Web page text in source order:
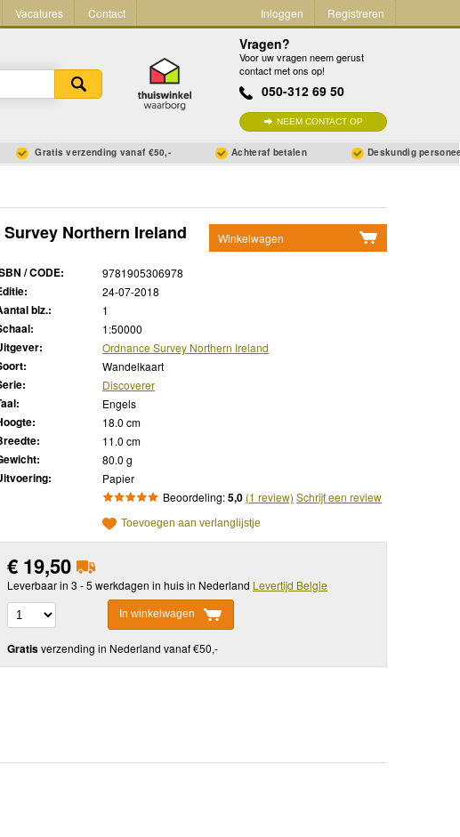
Vacatures Contact Inloggen Registreren
Vragen?
Voor uw vragen neem gerust
contact met ons op!
050-312 69 50
NEEM CONTACT OP
Gratis verzending vanaf €50,- Achteraf betalen Deskundig
Winkelwagen
Northern Ireland
/ CODE: 9781905306978
24-07-2018
blz.: 1
1:50000
Ordnance Survey Northern Ireland
Wandelkaart
Discoverer
Engels
18.0 cm
11.0 cm
80.0 g
Papier
Beoordeling:5,0 (1 review) Schrijf een review
Toevoegen aan verlanglijstje
€ 19,50
Leverbaar in 3 - 5 werkdagen in huis in Nederland Levertijd Belgie
In winkelwagen
Gratisverzending in Nederland vanaf €50,-